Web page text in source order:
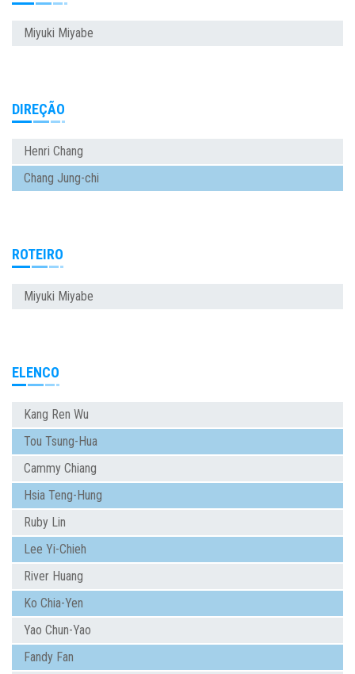
Miyuki Miyabe
DIREÇÃO
Henri Chang
Chang Jung-chi
ROTEIRO
Miyuki Miyabe
ELENCO
Kang Ren Wu
Tou Tsung-Hua
Cammy Chiang
Hsia Teng-Hung
Ruby Lin
Lee Yi-Chieh
River Huang
Ko Chia-Yen
Yao Chun-Yao
Fandy Fan